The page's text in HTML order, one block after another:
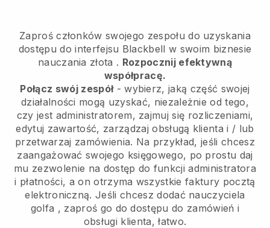
Zaproś członków swojego zespołu do uzyskania
dostępu do interfejsu Blackbell w swoim biznesie
nauczania złota . Rozpocznij efektywną
współpracę.
Połącz swój zespół- wybierz, jaką część swojej
działalności mogą uzyskać, niezależnie od tego,
czy jest administratorem, zajmuj się rozliczeniami,
edytuj zawartość, zarządzaj obsługą klienta i / lub
przetwarzaj zamówienia. Na przykład, jeśli chcesz
zaangażować swojego księgowego, po prostu daj
mu zezwolenie na dostęp do funkcji administratora
i płatności, a on otrzyma wszystkie faktury pocztą
elektroniczną.Jeśli chcesz dodać nauczyciela
golfa , zaproś go do dostępu do zamówień i
obsługi klienta, łatwo.